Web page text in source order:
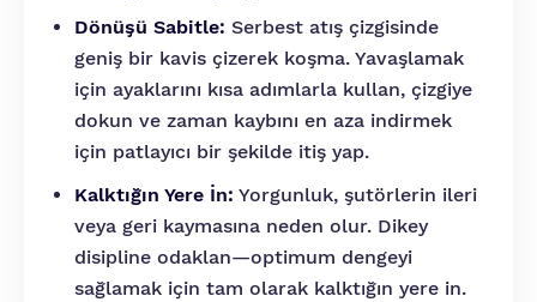
Dönüşü Sabitle: Serbest atış çizgisinde
geniş bir kavis çizerek koşma. Yavaşlamak
için ayaklarını kısa adımlarla kullan, çizgiye
dokun ve zaman kaybını en aza indirmek
için patlayıcı bir şekilde itiş yap.
Kalktığın Yere İn: Yorgunluk, şutörlerin ileri
veya geri kaymasına neden olur. Dikey
disipline odaklan—optimum dengeyi
sağlamak için tam olarak kalktığın yere in.